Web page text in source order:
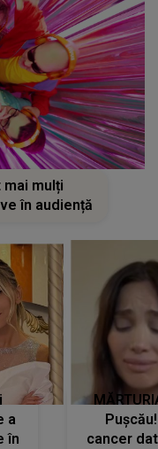
mulți
în audiență
a
în
cancer